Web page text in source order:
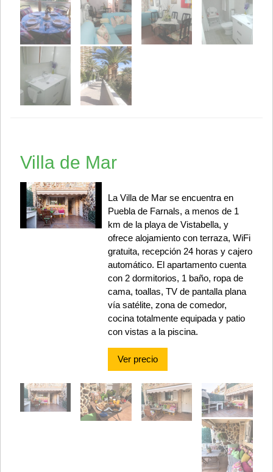
Villa de Mar
La Villa de Mar se encuentra en
Puebla de Farnals, a menos de 1
km de la playa de Vistabella, y
ofrece alojamiento con terraza, WiFi
gratuita, recepción 24 horas y cajero
automático. El apartamento cuenta
con 2 dormitorios, 1 baño, ropa de
cama, toallas, TV de pantalla plana
vía satélite, zona de comedor,
cocina totalmente equipada y patio
con vistas a la piscina.
Ver precio